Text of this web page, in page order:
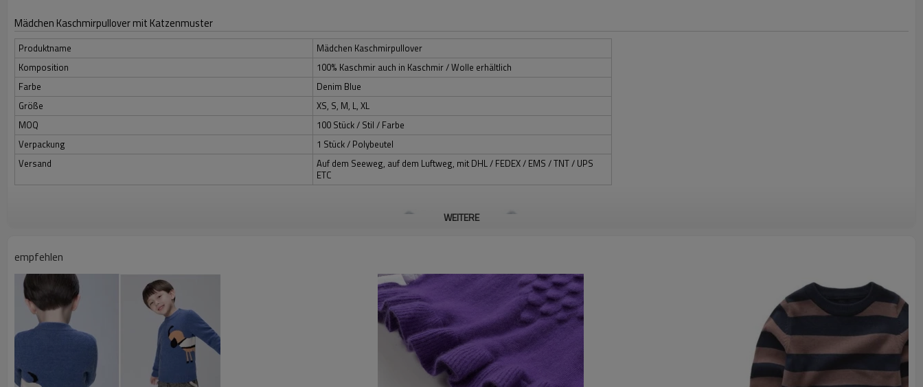
Mädchen Kaschmirpullover mit Katzenmuster
Produktname
Mädchen Kaschmirpullover
Komposition
100% Kaschmir auch in Kaschmir / Wolle erhältlich
Farbe
Denim Blue
Größe
XS, S, M, L, XL
MOQ
100 Stück / Stil / Farbe
Verpackung
1 Stück / Polybeutel
Versand
Auf dem Seeweg, auf dem Luftweg, mit DHL / FEDEX / EMS / TNT / UPS
ETC
WEITERE
empfehlen